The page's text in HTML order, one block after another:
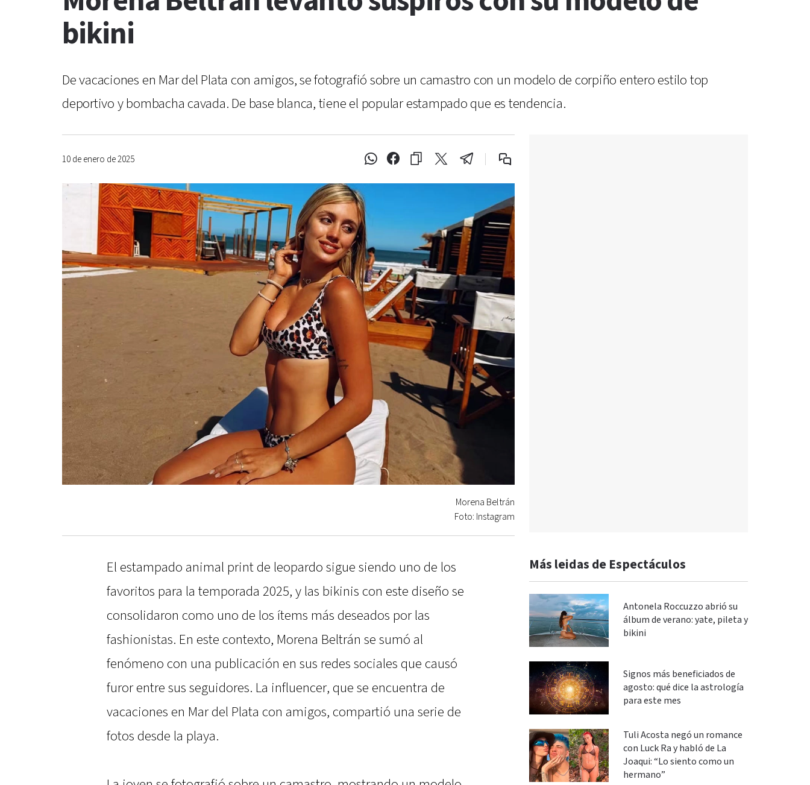
bikini
De vacaciones en Mar del Plata con amigos, se fotografió sobre un camastro con un modelo de corpiño entero estilo top
deportivo y bombacha cavada. De base blanca, tiene el popular estampado que es tendencia.
10 de enero de 2025
Morena Beltrán
Foto: Instagram
El estampado animal print de leopardo sigue siendo uno de los
favoritos para la temporada 2025, y las bikinis con este diseño se
consolidaron como uno de los ítems más deseados por las
fashionistas. En este contexto, Morena Beltrán se sumó al
fenómeno con una publicación en sus redes sociales que causó
furor entre sus seguidores. La influencer, que se encuentra de
vacaciones en Mar del Plata con amigos, compartió una serie de
fotos desde la playa.
Más leidas de Espectáculos
Antonela Roccuzzo abrió su
álbum de verano: yate, pileta y
bikini
Signos más beneficiados de
agosto: qué dice la astrología
para este mes
Tuli Acosta negó un romance
con Luck Ra y habló de La
Joaqui: “Lo siento como un
hermano”